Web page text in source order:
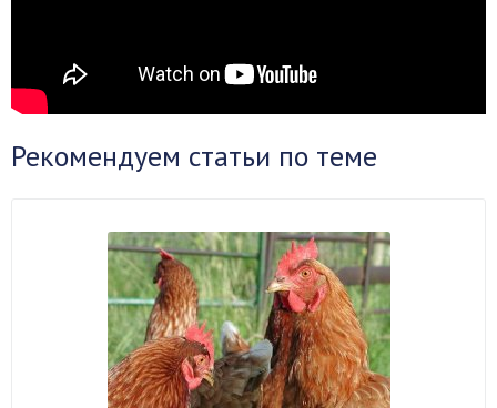
Рекомендуем статьи по теме